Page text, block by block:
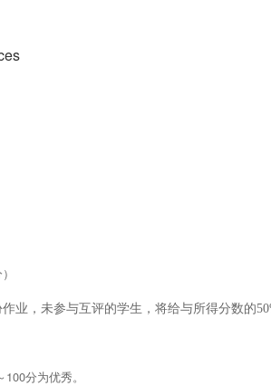
业，未参与互评的学生，将给与所得分数的
分为优秀。